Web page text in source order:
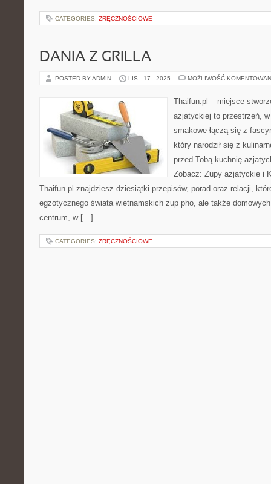
CATEGORIES: ZRĘCZNOŚCIOWE
DANIA Z GRILLA
POSTED BY ADMIN LIS - 17 - 2025 MOŻLIWOŚĆ
Thaifun.pl – miejsce
azjatyckiej to przestrzeń,
smakowe łączą się z
który narodził się z
przed Tobą kuchnię
Zobacz: Zupy azjatyckie i
Thaifun.pl znajdziesz dziesiątki przepisów, porad oraz relacji,
egzotycznego świata wietnamskich zup pho, ale także
centrum, w […]
CATEGORIES: ZRĘCZNOŚCIOWE